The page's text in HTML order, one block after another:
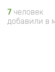
7 человек
добавили в